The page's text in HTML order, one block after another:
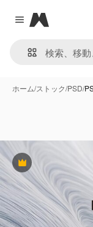
Close menu
Magnific
ホーム/ストック/PSD/
Premium